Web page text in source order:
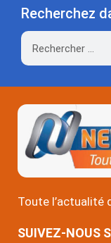
Recherchez
Rechercher
Toute l’actualité
SUIVEZ-NOUS